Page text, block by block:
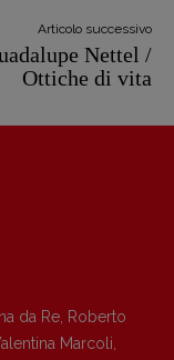
Articolo successivo
Nettel /
Ottiche di vita
da Re, Roberto
Marcoli,